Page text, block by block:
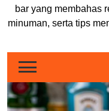
bar yang membahas
minuman, serta tips